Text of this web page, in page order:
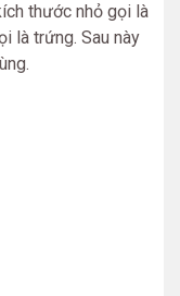
thước nhỏ gọi là
là trứng. Sau này